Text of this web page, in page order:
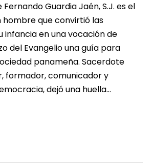
Guardia Jaén, S.J. es el
hombre que convirtió las
infancia en una vocación de
del Evangelio una guía para
panameña. Sacerdote
formador, comunicador y
dejó una huella…